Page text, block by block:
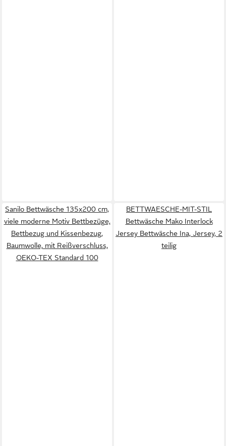
Sanilo Bettwäsche 135x200 cm,
viele moderne Motiv Bettbezüge,
Bettbezug und Kissenbezug,
Baumwolle, mit Reißverschluss,
OEKO-TEX Standard 100
BETTWAESCHE-MIT-STIL
Bettwäsche Mako Interlock
Jersey Bettwäsche Ina, Jersey, 2
teilig